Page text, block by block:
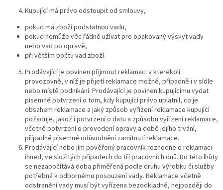
Kupující má právo odstoupit od smlouvy,
pokud má zboží podstatnou vadu,
pokud nemůže věc řádně užívat pro opakovaný výskyt vady
nebo vad po opravě,
při větším počtu vad zboží.
Prodávající je povinen přijmout reklamaci v kterékoli
provozovně, v níž je přijetí reklamace možné, případně i v sídle
nebo místě podnikání. Prodávající je povinen kupujícímu vydat
písemné potvrzení o tom, kdy kupující právo uplatnil, co je
obsahem reklamace a jaký způsob vyřízení reklamace kupující
požaduje, jakož i potvrzení o datu a způsobu vyřízení reklamace,
včetně potvrzení o provedení opravy a době jejího trvání,
případně písemné odůvodnění zamítnutí reklamace.
Prodávající nebo jím pověřený pracovník rozhodne o reklamaci
ihned, ve složitých případech do tří pracovních dnů. Do této lhůty
se nezapočítává doba přiměřená podle druhu výrobku či služby
potřebná k odbornému posouzení vady. Reklamace včetně
odstranění vady musí být vyřízena bezodkladně, nejpozději do